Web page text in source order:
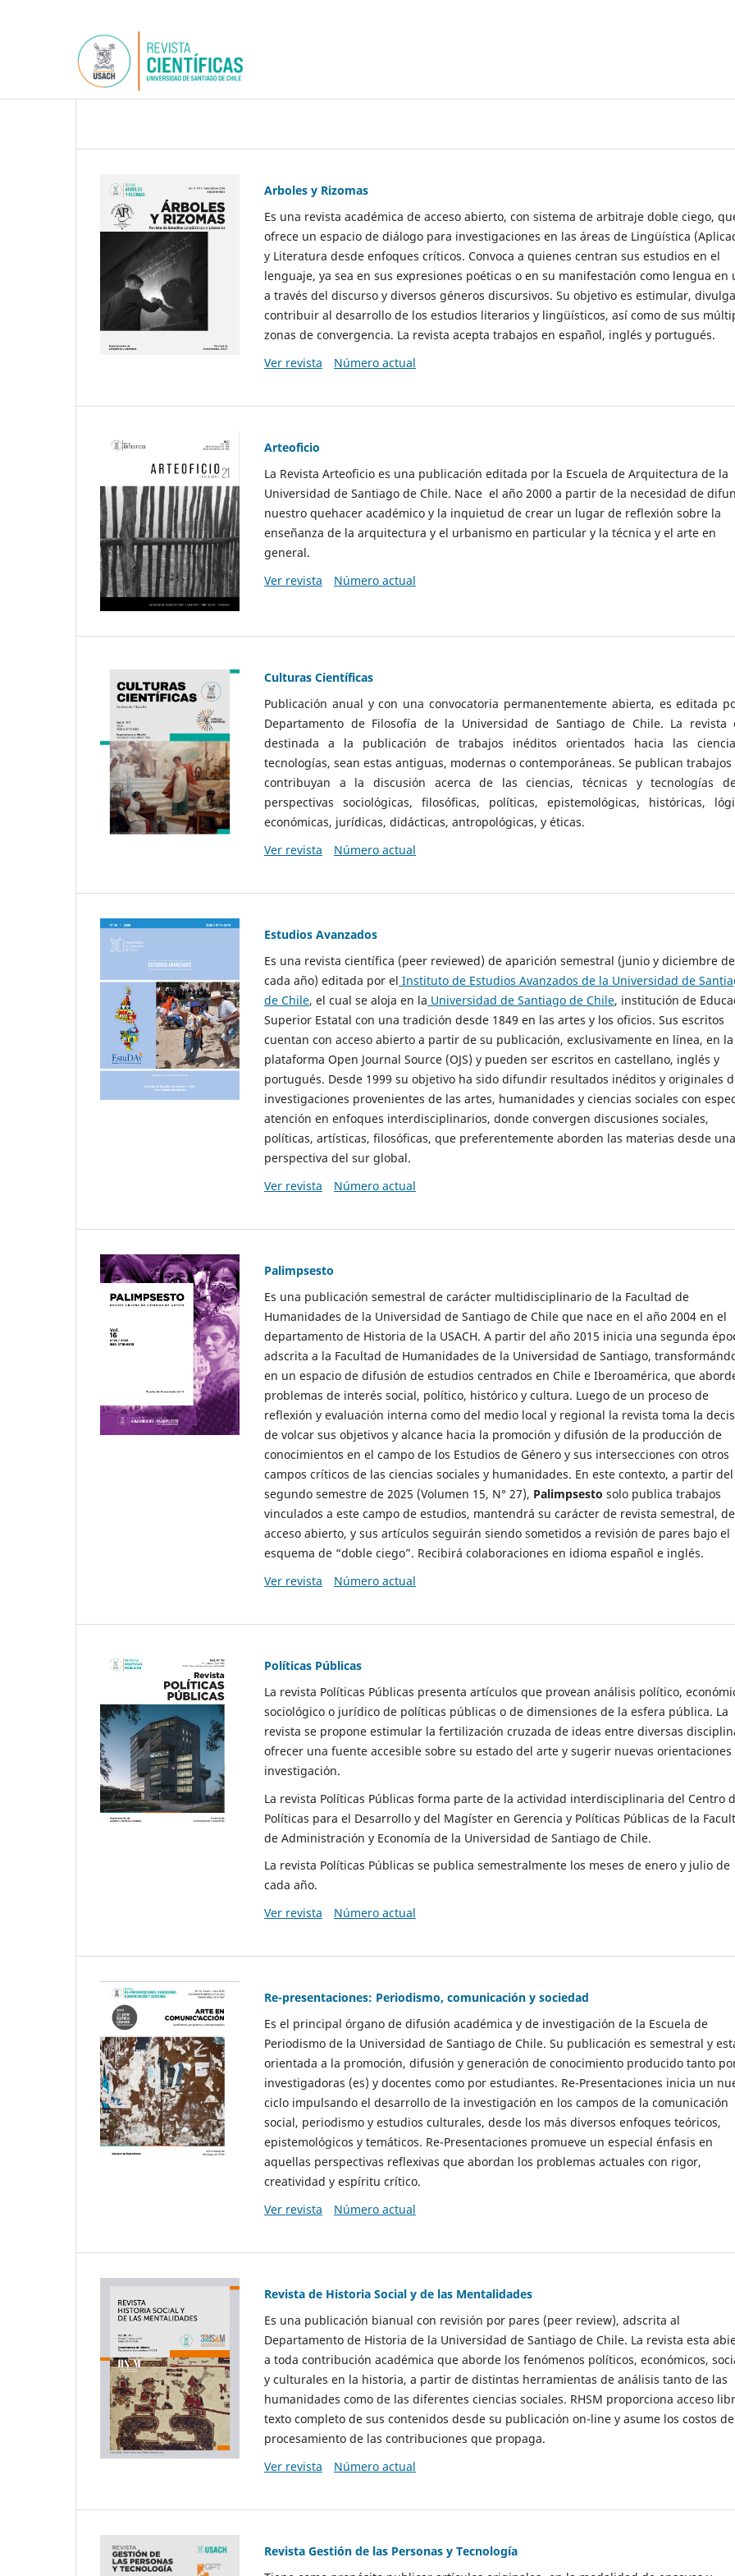
Arboles y Rizomas
Es una revista académica de acceso abierto, con sistema de arbitraje doble ciego,
ofrece un espacio de diálogo para investigaciones en las áreas de Lingüística
y Literatura desde enfoques críticos. Convoca a quienes centran sus estudios en el
lenguaje, ya sea en sus expresiones poéticas o en su manifestación como lengua en
a través del discurso y diversos géneros discursivos. Su objetivo es estimular,
contribuir al desarrollo de los estudios literarios y lingüísticos, así como de sus
zonas de convergencia. La revista acepta trabajos en español, inglés y portugués.
Ver revista
Número actual
Arteoficio
La Revista Arteoficio es una publicación editada por la Escuela de Arquitectura de la
Universidad de Santiago de Chile. Nace el año 2000 a partir de la necesidad de
nuestro quehacer académico y la inquietud de crear un lugar de reflexión sobre la
enseñanza de la arquitectura y el urbanismo en particular y la técnica y el arte en
general.
Ver revista
Número actual
Culturas Científicas
Publicación anual y con una convocatoria permanentemente abierta, es editada
Departamento de Filosofía de la Universidad de Santiago de Chile. La revista
destinada a la publicación de trabajos inéditos orientados hacia las
tecnologías, sean estas antiguas, modernas o contemporáneas. Se publican
contribuyan a la discusión acerca de las ciencias, técnicas y tecnologías
perspectivas sociológicas, filosóficas, políticas, epistemológicas, históricas,
económicas, jurídicas, didácticas, antropológicas, y éticas.
Ver revista
Número actual
Estudios Avanzados
Es una revista científica (peer reviewed) de aparición semestral (junio y diciembre de
cada año) editada por el Instituto de Estudios Avanzados de la Universidad de
de Chile, el cual se aloja en la Universidad de Santiago de Chile, institución de
Superior Estatal con una tradición desde 1849 en las artes y los oficios. Sus escritos
cuentan con acceso abierto a partir de su publicación, exclusivamente en línea, en la
plataforma Open Journal Source (OJS) y pueden ser escritos en castellano, inglés y
portugués. Desde 1999 su objetivo ha sido difundir resultados inéditos y originales
investigaciones provenientes de las artes, humanidades y ciencias sociales con
atención en enfoques interdisciplinarios, donde convergen discusiones sociales,
políticas, artísticas, filosóficas, que preferentemente aborden las materias desde una
perspectiva del sur global.
Ver revista
Número actual
Palimpsesto
Es una publicación semestral de carácter multidisciplinario de la Facultad de
Humanidades de la Universidad de Santiago de Chile que nace en el año 2004 en el
departamento de Historia de la USACH. A partir del año 2015 inicia una segunda
adscrita a la Facultad de Humanidades de la Universidad de Santiago,
en un espacio de difusión de estudios centrados en Chile e Iberoamérica, que
problemas de interés social, político, histórico y cultura. Luego de un proceso de
reflexión y evaluación interna como del medio local y regional la revista toma la
de volcar sus objetivos y alcance hacia la promoción y difusión de la producción de
conocimientos en el campo de los Estudios de Género y sus intersecciones con otros
campos críticos de las ciencias sociales y humanidades. En este contexto, a partir del
segundo semestre de 2025 (Volumen 15, N° 27), Palimpsesto solo publica trabajos
vinculados a este campo de estudios, mantendrá su carácter de revista semestral, de
acceso abierto, y sus artículos seguirán siendo sometidos a revisión de pares bajo el
esquema de “doble ciego”. Recibirá colaboraciones en idioma español e inglés.
Ver revista
Número actual
Políticas Públicas
La revista Políticas Públicas presenta artículos que provean análisis político,
sociológico o jurídico de políticas públicas o de dimensiones de la esfera pública. La
revista se propone estimular la fertilización cruzada de ideas entre diversas
ofrecer una fuente accesible sobre su estado del arte y sugerir nuevas orientaciones
investigación.
La revista Políticas Públicas forma parte de la actividad interdisciplinaria del Centro
Políticas para el Desarrollo y del Magíster en Gerencia y Políticas Públicas de la
de Administración y Economía de la Universidad de Santiago de Chile.
La revista Políticas Públicas se publica semestralmente los meses de enero y julio de
cada año.
Ver revista
Número actual
Re-presentaciones: Periodismo, comunicación y sociedad
Es el principal órgano de difusión académica y de investigación de la Escuela de
Periodismo de la Universidad de Santiago de Chile. Su publicación es semestral y
orientada a la promoción, difusión y generación de conocimiento producido tanto
investigadoras (es) y docentes como por estudiantes. Re-Presentaciones inicia un
ciclo impulsando el desarrollo de la investigación en los campos de la comunicación
social, periodismo y estudios culturales, desde los más diversos enfoques teóricos,
epistemológicos y temáticos. Re-Presentaciones promueve un especial énfasis en
aquellas perspectivas reflexivas que abordan los problemas actuales con rigor,
creatividad y espíritu crítico.
Ver revista
Número actual
Revista de Historia Social y de las Mentalidades
Es una publicación bianual con revisión por pares (peer review), adscrita al
Departamento de Historia de la Universidad de Santiago de Chile. La revista esta
a toda contribución académica que aborde los fenómenos políticos, económicos,
y culturales en la historia, a partir de distintas herramientas de análisis tanto de las
humanidades como de las diferentes ciencias sociales. RHSM proporciona acceso
texto completo de sus contenidos desde su publicación on-line y asume los costos de
procesamiento de las contribuciones que propaga.
Ver revista
Número actual
Revista Gestión de las Personas y Tecnología